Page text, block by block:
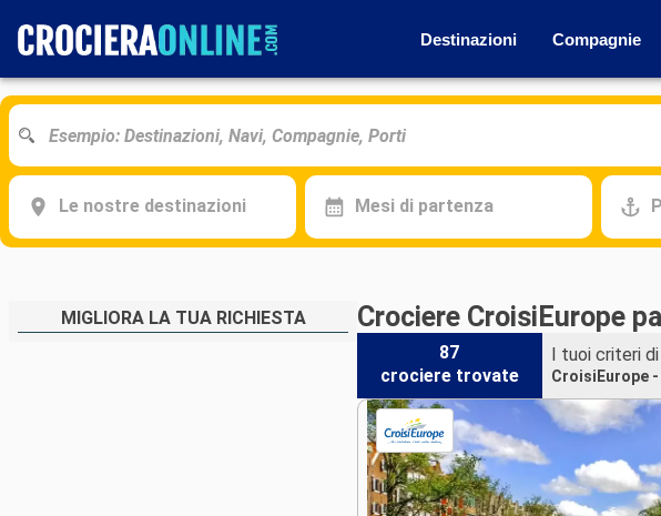
Destinazioni Compagnie
Le nostre destinazioni Mesi di partenza
MIGLIORA LA TUA RICHIESTA Crociere CroisiEurope
87
crociere trovate
I tuoi criteri
CroisiEurope